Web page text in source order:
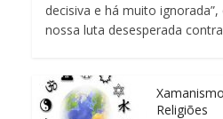
decisiva e há muito ignorada”,
nossa luta desesperada
Religiões